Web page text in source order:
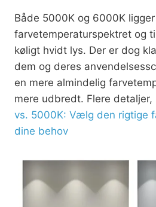
Både 5000K og 6000K
farvetemperaturspektret og
køligt hvidt lys. Der er dog
dem og deres
en mere almindelig
mere udbredt. Flere
vs. 5000K: Vælg den rigtige
dine behov